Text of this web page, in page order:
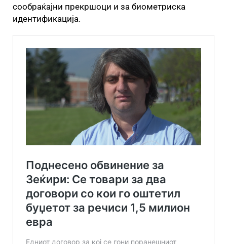
сообраќајни прекршоци и за биометриска
идентификација.